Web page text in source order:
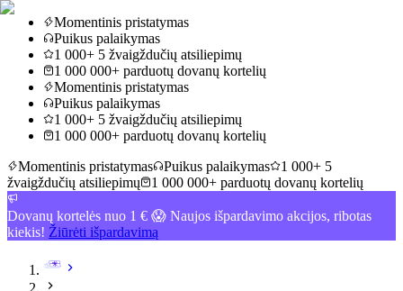
Momentinis pristatymas
Puikus palaikymas
1 000+ 5 žvaigždučių atsiliepimų
1 000 000+ parduotų dovanų kortelių
Momentinis pristatymas
Puikus palaikymas
1 000+ 5 žvaigždučių atsiliepimų
1 000 000+ parduotų dovanų kortelių
Momentinis pristatymas
Puikus palaikymas
1 000+ 5
žvaigždučių atsiliepimų
1 000 000+ parduotų dovanų kortelių
Dovanų kortelės nuo 1 € 😱 Naujos išpardavimo akcijos, ribotas
kiekis! Žiūrėti išpardavimą